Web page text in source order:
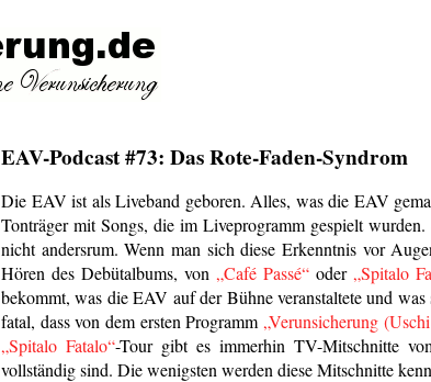
EAV-Podcast #73: Das Rote-Faden-Syndrom
Die EAV ist als Liveband geboren. Alles, was die EAV
Tonträger mit Songs, die im Liveprogramm gespielt
nicht andersrum. Wenn man sich diese Erkenntnis vor
Hören des Debütalbums, von „Café Passé“ oder „Spitalo
bekommt, was die EAV auf der Bühne veranstaltete und
fatal, dass von dem ersten Programm „Verunsicherung
„Spitalo Fatalo“-Tour gibt es immerhin TV-Mitschnitte
vollständig sind. Die wenigsten werden diese Mitschnitte